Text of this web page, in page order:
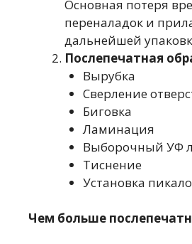
Основная потеря
переналадок и
дальнейшей
Послепечатная
Вырубка
Сверление
Биговка
Ламинация
Выборочный УФ
Тиснение
Установка
Чем больше